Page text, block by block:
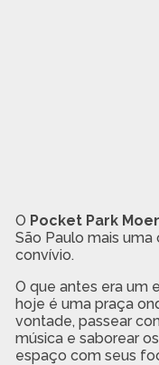
O Pocket Park
São Paulo mais
convívio.
O que antes era um
hoje é uma praça
vontade, passear
música e saborear
espaço com seus